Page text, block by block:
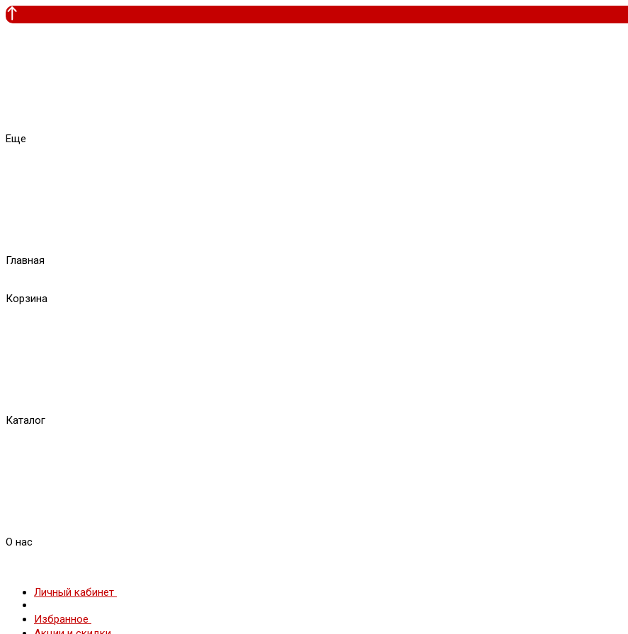
Еще
Главная
Корзина
Каталог
О нас
Личный кабинет
Избранное